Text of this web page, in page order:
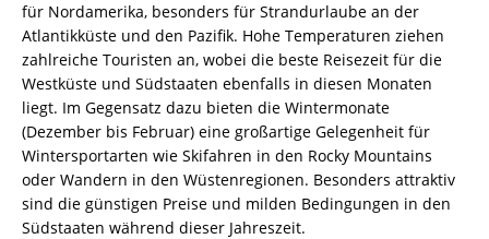
für Nordamerika, besonders für Strandurlaube an der
Atlantikküste und den Pazifik. Hohe Temperaturen ziehen
zahlreiche Touristen an, wobei die beste Reisezeit für die
Westküste und Südstaaten ebenfalls in diesen Monaten
liegt. Im Gegensatz dazu bieten die Wintermonate
(Dezember bis Februar) eine großartige Gelegenheit für
Wintersportarten wie Skifahren in den Rocky Mountains
oder Wandern in den Wüstenregionen. Besonders attraktiv
sind die günstigen Preise und milden Bedingungen in den
Südstaaten während dieser Jahreszeit.